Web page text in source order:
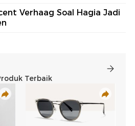
Verhaag Soal Hagia Jadi